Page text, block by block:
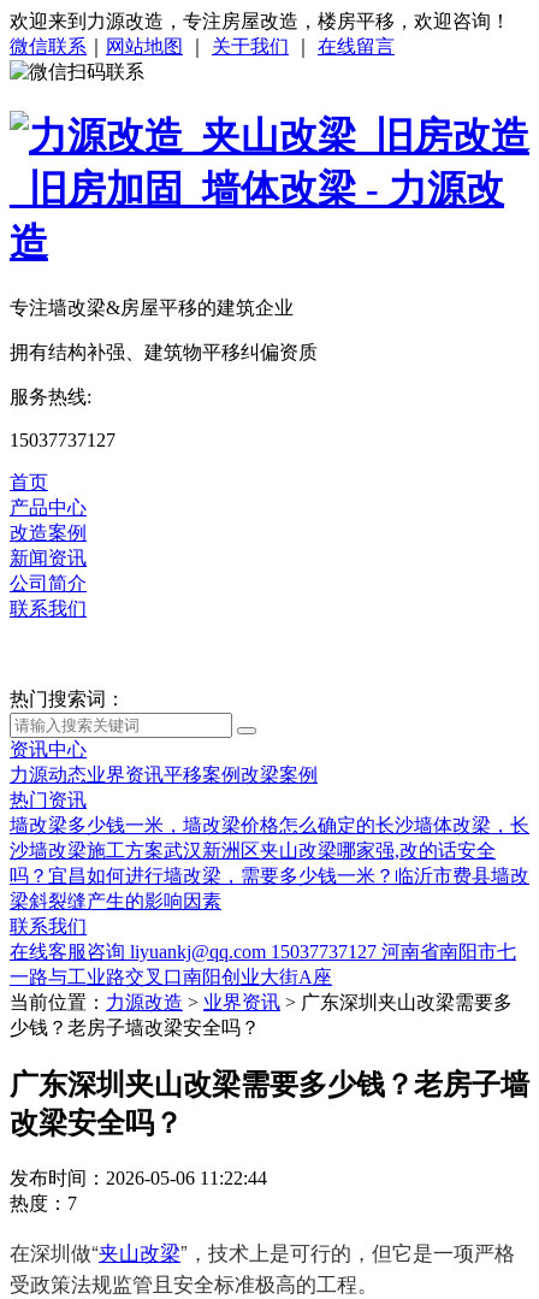
欢迎来到力源改造，专注房屋改造，楼房平移，欢迎咨询！
微信联系
网站地图 关于我们 在线留言
专注墙改梁&房屋平移的建筑企业
拥有结构补强、建筑物平移纠偏资质
服务热线:
15037737127
首页
产品中心
改造案例
新闻资讯
公司简介
联系我们
热门搜索词：
资讯中心
力源动态业界资讯平移案例改梁案例
热门资讯
墙改梁多少钱一米，墙改梁价格怎么确定的长沙墙体改梁，长
沙墙改梁施工方案武汉新洲区夹山改梁哪家强,改的话安全
吗？ 宜昌如何进行墙改梁，需要多少钱一米？ 临沂市费县墙改
梁斜裂缝产生的影响因素
联系我们
在线客服咨询 liyuankj@qq.com 15037737127 河南省南阳市七
一路与工业路交叉口南阳创业大街A座
当前位置： 力源改造 > 业界资讯 > 广东深圳夹山改梁需要多
少钱？老房子墙改梁安全吗？
广东深圳夹山改梁需要多少钱？老房子墙
改梁安全吗？
发布时间：2026-05-06 11:22:44
热度：7
在深圳做“夹山改梁”，技术上是可行的，但它是一项严格
受政策法规监管且安全标准极高的工程。